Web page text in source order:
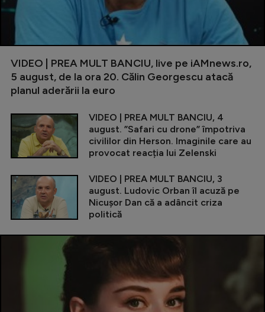
VIDEO | PREA MULT BANCIU, live pe iAMnews.ro,
5 august, de la ora 20. Călin Georgescu atacă
planul aderării la euro
VIDEO | PREA MULT BANCIU, 4
august. ”Safari cu drone” împotriva
civililor din Herson. Imaginile care au
provocat reacția lui Zelenski
VIDEO | PREA MULT BANCIU, 3
august. Ludovic Orban îl acuză pe
Nicușor Dan că a adâncit criza
politică